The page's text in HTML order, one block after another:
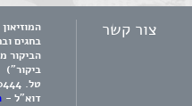
צור קשר
בחגים
הביקור
ביקור")
טל.
דוא"ל -